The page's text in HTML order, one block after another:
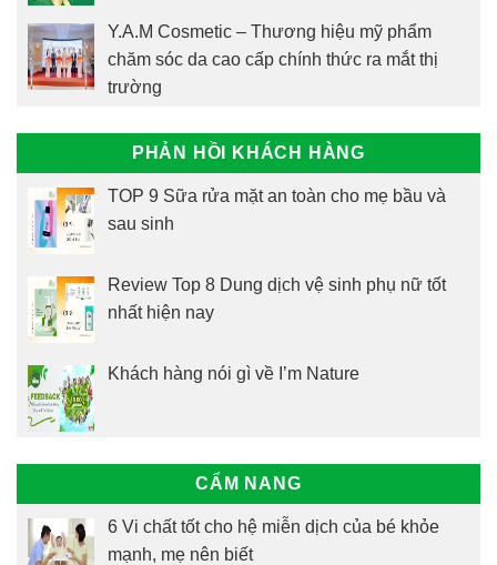
Y.A.M Cosmetic – Thương hiệu mỹ phẩm
chăm sóc da cao cấp chính thức ra mắt thị
trường
PHẢN HỒI KHÁCH HÀNG
TOP 9 Sữa rửa mặt an toàn cho mẹ bầu và
sau sinh
Review Top 8 Dung dịch vệ sinh phụ nữ tốt
nhất hiện nay
Khách hàng nói gì về I’m Nature
CẨM NANG
6 Vi chất tốt cho hệ miễn dịch của bé khỏe
mạnh, mẹ nên biết